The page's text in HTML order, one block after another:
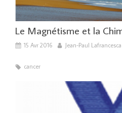
Le Magnétisme et la
15 Avr 2016 Jean-Paul Lafrancesca
cancer